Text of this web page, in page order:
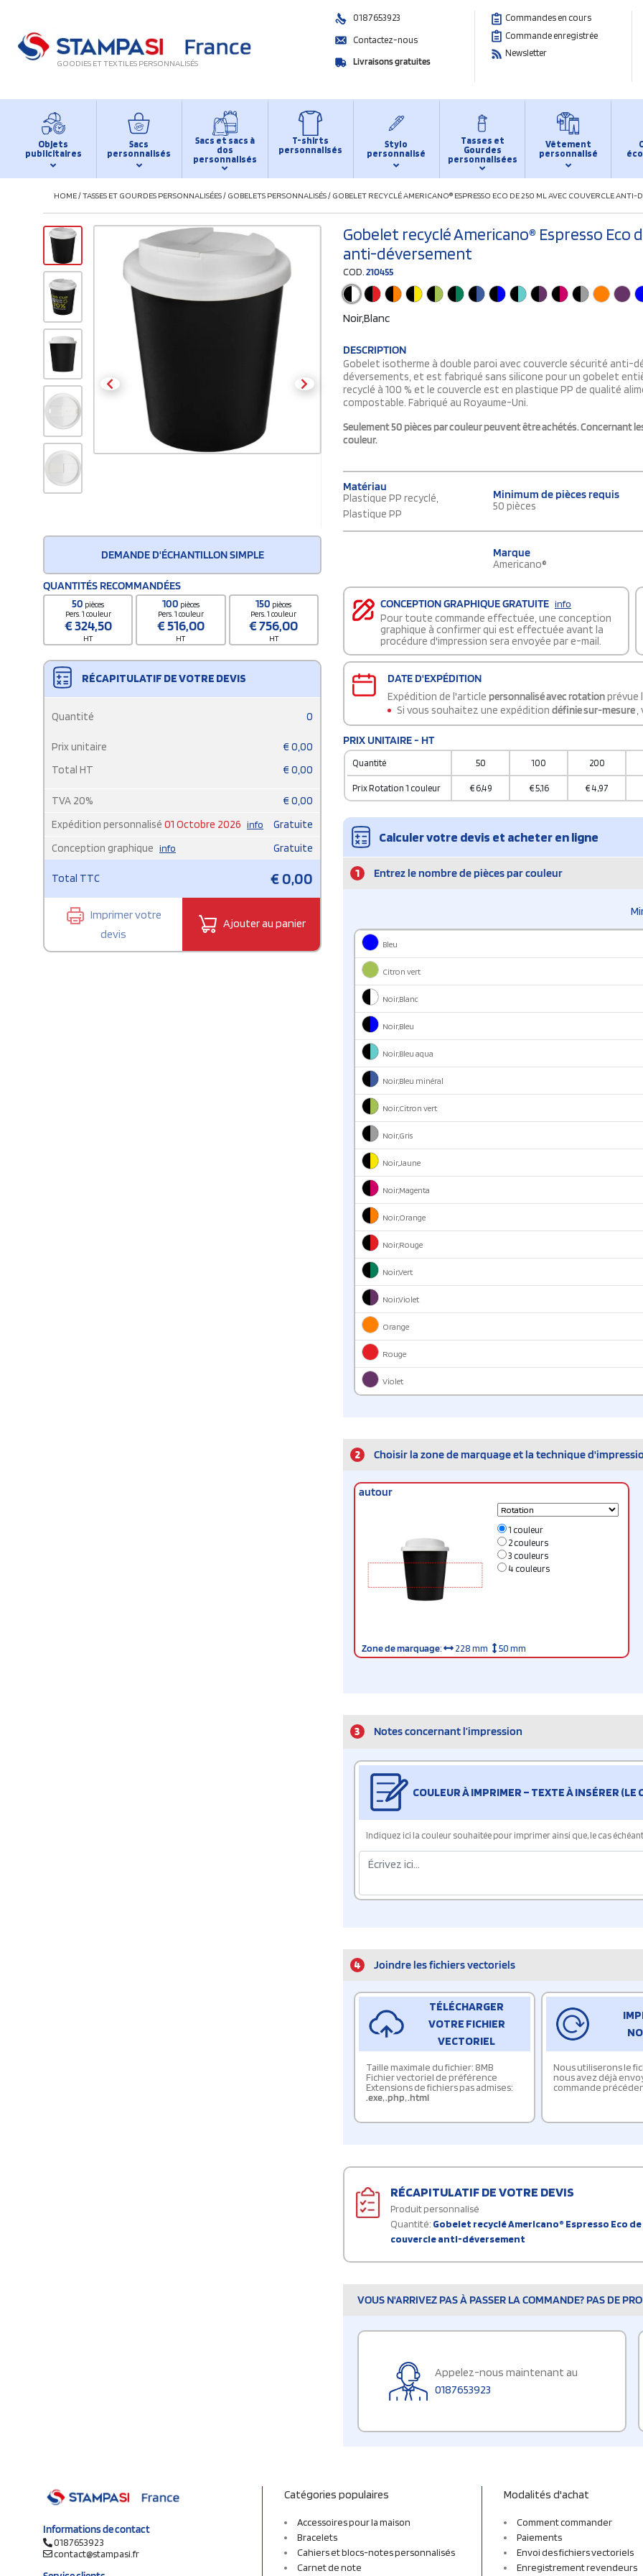
GOODIES ET TEXTILES PERSONNALISÉS
0187653923
Contactez-nous
Livraisons gratuites
Commandes en cours
Commande enregistrée
Newsletter
Objets
publicitaires
Sacs
personnalisés
Sacs et sacs à
dos
personnalisés
T-shirts
personnalisés
Stylo
personnalisé
Tasses et
Gourdes
personnalisées
Vêtement
personnalisé
HOME/TASSES ET GOURDES PERSONNALISÉES/ GOBELETS PERSONNALISÉS/ GOBELET RECYCLÉ AMERICANO® ESPRESSO ECO DE 250 ML AVEC COUVERCLE ANTI-
DEMANDE D'ÉCHANTILLON SIMPLE
QUANTITÉS RECOMMANDÉES
50 pièces
Pers. 1 couleur
€324,50
HT
100 pièces
Pers. 1 couleur
€516,00
HT
150 pièces
Pers. 1 couleur
€756,00
HT
RÉCAPITULATIF DE VOTRE DEVIS
Quantité 0
Prix unitaire € 0,00
Total HT
€ 0,00
TVA 20% € 0,00
Expédition personnalisé 01 Octobre 2026 info
Gratuite
Conception graphique info Gratuite
Total TTC €0,00
Imprimer votre
devis
Ajouter au panier
Gobelet recyclé Americano® Espresso Eco
anti-déversement
COD.210455
Noir,Blanc
DESCRIPTION
Gobelet isotherme à double paroi avec couvercle sécurité anti-
déversements, et est fabriqué sans silicone pour un gobelet
recyclé à 100 % et le couvercle est en plastique PP de qualité
compostable. Fabriqué au Royaume-Uni.
Seulement 50 pièces par couleur peuvent être achétés. Concernant
couleur.
Matériau
Plastique PP recyclé,
Plastique PP
Minimum de pièces requis
50 pièces
Marque
Americano®
CONCEPTION GRAPHIQUE GRATUITE info
Pour toute commande effectuée, une conception
graphique à confirmer qui est effectuée avant la
procédure d'impression sera envoyée par e-mail.
DATE D'EXPÉDITION
Expédition de l'article personnalisé avec rotationprévue
Si vous souhaitez une expédition définie sur-mesure,
PRIX UNITAIRE - HT
Quantité 50 100 200
Prix Rotation 1 couleur €6,49 €5,16 € 4,97
Calculer votre devis et acheter en ligne
1 Entrez le nombre de pièces par couleur
Bleu
Citron vert
Noir,Blanc
Noir,Bleu
Noir,Bleu aqua
Noir,Bleu minéral
Noir,Citron vert
Noir,Gris
Noir,Jaune
Noir,Magenta
Noir,Orange
Noir,Rouge
Noir,Vert
Noir,Violet
Orange
Rouge
Violet
2 Choisir la zone de marquage et la technique
autour
1 couleur
2 couleurs
3 couleurs
4 couleurs
Zone de marquage: 228 mm 50 mm
3 Notes concernant l’impression
COULEUR À IMPRIMER – TEXTE À INSÉRER (LE
Indiquez ici la couleur souhaitée pour imprimer ainsi que, le cas
4 Joindre les fichiers vectoriels
TÉLÉCHARGER
VOTRE FICHIER
VECTORIEL
Taille maximale du fichier: 8MB
Fichier vectoriel de préférence
Extensions de fichiers pas admises:
.exe,.php,.html
Nous utiliserons le
nous avez déjà
commande
RÉCAPITULATIF DE VOTRE DEVIS
Produit personnalisé
Quantité: Gobelet recyclé Americano® Espresso Eco de
couvercle anti-déversement
VOUS N'ARRIVEZ PAS À PASSER LA COMMANDE? PAS DE
Appelez-nous maintenant au
0187653923
Informations de contact
0187653923
contact@stampasi.fr
Catégories populaires
Accessoires pour la maison
Bracelets
Cahiers et blocs-notes personnalisés
Carnet de note
Modalités d'achat
Comment commander
Paiements
Envoi des fichiers vectoriels
Enregistrement revendeurs